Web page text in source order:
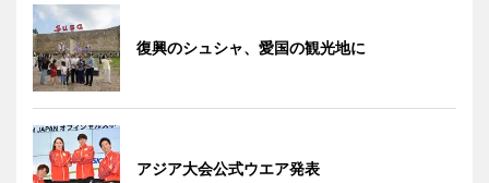
復興のシュシャ、愛国の観光地に
アジア大会公式ウエア発表